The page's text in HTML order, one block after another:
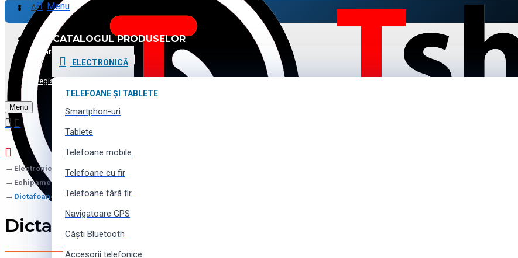
Achitare
Promoții și Reduceri
Voucher cadou
Contacte
Menu
CATALOGUL PRODUSELOR
ELECTRONICĂ
TELEFOANE ȘI TABLETE
Smartphon-uri
Tablete
Telefoane mobile
Telefoane cu fir
Telefoane fără fir
Navigatoare GPS
Căști Bluetooth
Accesorii telefonice
Logare
Înregistrare
Menu
Electronică
Echipamente audio
Dictafoane
Dictafoane